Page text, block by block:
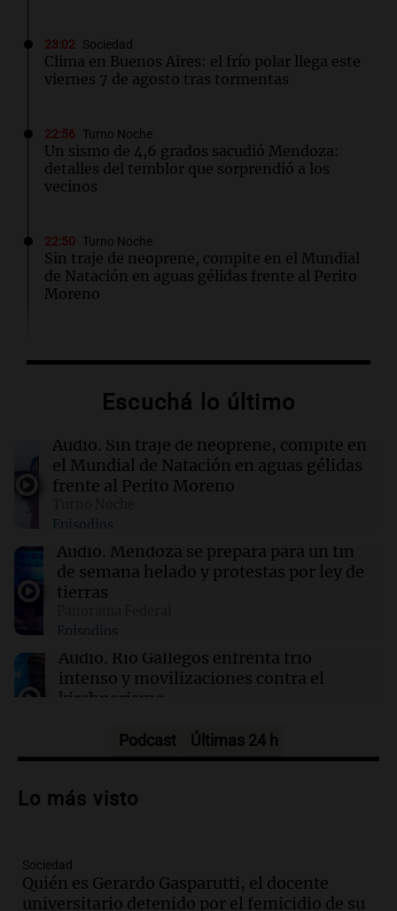
23:02 Sociedad
Clima en Buenos Aires: el frío polar llega este
viernes 7 de agosto tras tormentas
22:56 Turno Noche
Un sismo de 4,6 grados sacudió Mendoza:
detalles del temblor que sorprendió a los
vecinos
22:50 Turno Noche
Sin traje de neoprene, compite en el Mundial
de Natación en aguas gélidas frente al Perito
Moreno
México impulsa la explotación de gas no
sobre agua salada
22:40 Deportes
Claudio "Chiqui" Tapia busca ser presidente
de la AFA hasta el Mundial 2030
22:15 Sociedad
Quiniela turista: conocé los números
ganadores de hoy jueves 6 de agosto.
22:14 Viva la Radio Rosario
Kapanga celebra sus 30 años en Rosario: "Las
canciones envejecieron bien"
Escuchá lo último
Audio. Sin traje de neoprene, compite en
el Mundial de Natación en aguas gélidas
frente al Perito Moreno
Episodios
Audio. Mendoza se prepara para un fin
de semana helado y protestas por ley de
tierras
Episodios
Audio. Río Gallegos enfrenta frío
intenso y movilizaciones contra el
kirchnerismo
Audio.Debate en el Senado sobre
la soberanía digital en Argentina
Audio.
de semana helado y ciudadanos
Podcast Últimas 24 h
Lo más visto
Sociedad
Quién es Gerardo Gasparutti, el docente
universitario detenido por el femicidio de su